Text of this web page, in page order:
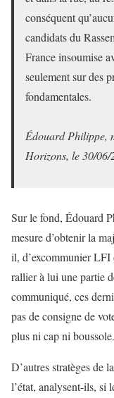
conséquent
candidats du
France insoumise
seulement sur des
fondamentales.
Édouard Philippe,
Horizons, le 30/06/
Sur le fond, Édouard
mesure d’obtenir la
il, d’excommunier
rallier à lui une partie
communiqué, ces
pas de consigne de
plus ni cap ni boussole.
D’autres stratèges de
l’état, analysent-ils, si